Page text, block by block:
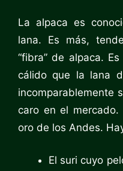
La alpaca es
lana. Es más,
“fibra” de alpaca.
cálido que la lana
incomparablemente
caro en el
oro de los Andes.
El suri cuyo